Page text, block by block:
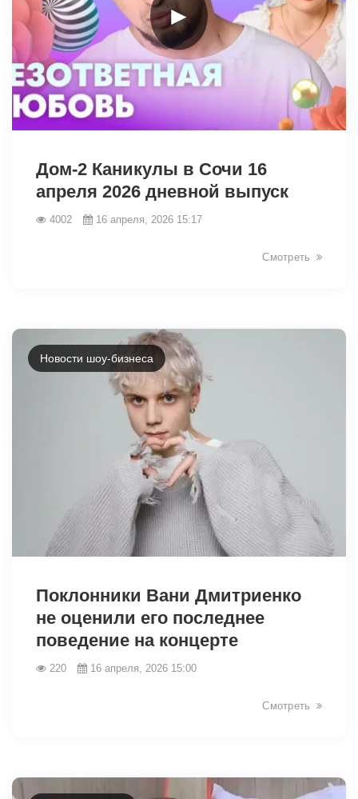
►
Дом-2 Каникулы в Сочи 16
апреля 2026 дневной выпуск
4002 16 апреля, 2026 15:17
Смотреть
Новости шоу-бизнеса
Поклонники Вани Дмитриенко
не оценили его последнее
поведение на концерте
220 16 апреля, 2026 15:00
Смотреть